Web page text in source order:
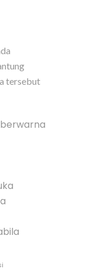
tersebut